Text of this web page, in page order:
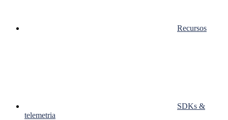
Recursos
SDKs &
telemetria